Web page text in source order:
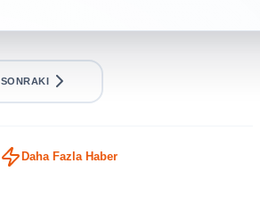
SONRAKI
Daha Fazla Haber